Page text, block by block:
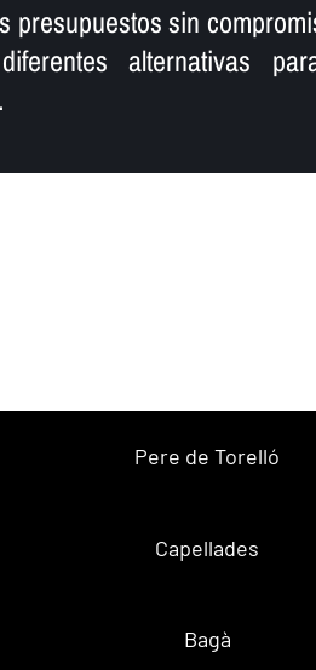
presupuestos sin
alternativas
Pere de Torelló
Capellades
Bagà